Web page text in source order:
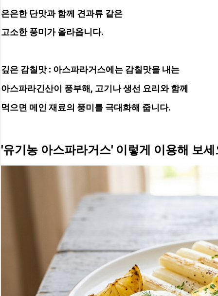
은은한 단맛과 함께 견과류 같은
고소한 풍미가 올라옵니다.
깊은 감칠맛 : 아스파라거스에는 감칠맛을 내는
아스파라긴산이 풍부해, 고기나 생선 요리와 함께
먹으면 메인 재료의 풍미를 극대화해 줍니다.
'유기농 아스파라거스' 이렇게 이용해 보세